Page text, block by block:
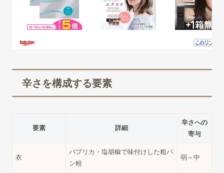
辛さを構成する要素
要素 詳細
辛さへの
寄与
衣
パプリカ・塩胡椒で味付けした粗パ
ン粉
弱～中